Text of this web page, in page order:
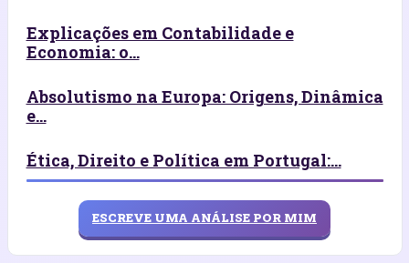
Explicações em Contabilidade e
Economia: o...
Absolutismo na Europa: Origens, Dinâmica
e...
Ética, Direito e Política em Portugal:...
ESCREVE UMA ANÁLISE POR MIM